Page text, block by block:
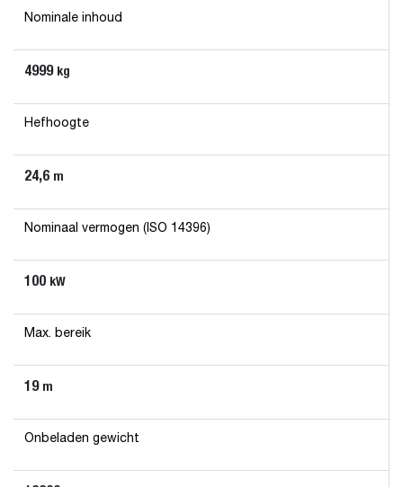
Nominale inhoud
4999 kg
Hefhoogte
24,6 m
Nominaal vermogen (ISO 14396)
100 kW
Max. bereik
19 m
Onbeladen gewicht